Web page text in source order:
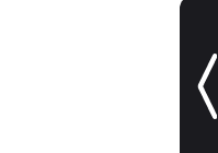
Real Madrid yıldız
oyuncuyla 7 yıllık